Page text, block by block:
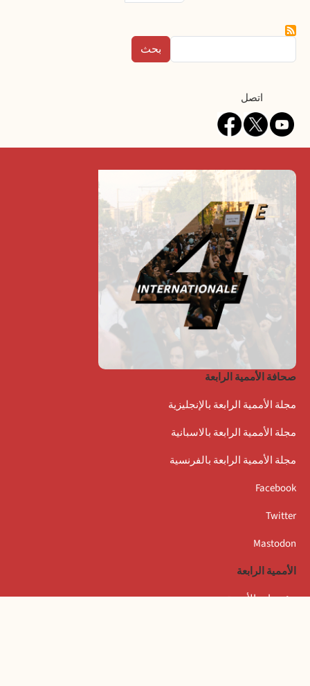
Contactاتصل
صحافة الأممية الرابعة
مجلة الأممية الرابعة بالإنجليزية
مجلة الأممية الرابعة بالاسبانية
مجلة الأممية الرابعة بالفرنسية
Facebook
Twitter
Mastodon
الأممية الرابعة
مؤتمرات الأممية